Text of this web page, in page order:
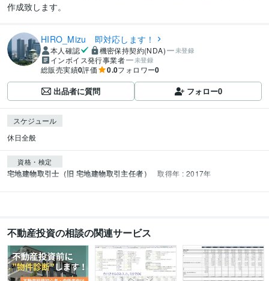
作成致します。
HIRO_Mizu 即対応します！
本人確認 機密保持契約(NDA) 未登録
インボイス発行事業者 未登録
総販売実績0評価 0.0フォロワー0
出品者に質問 フォロー0
スケジュール
休日全般
資格・検定
宅地建物取引士（旧 宅地建物取引主任者） 取得年 : 2017年
不動産投資の相談の関連サービス